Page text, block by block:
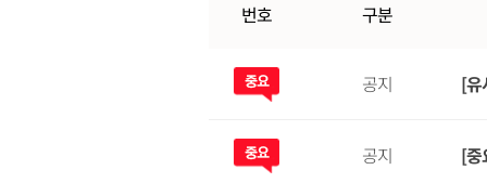
번호 구분
공지 [유
공지 [중